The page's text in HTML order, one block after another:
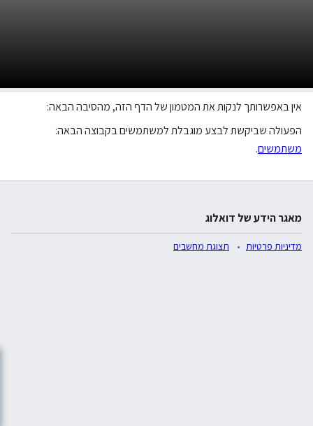
אין באפשרותך לנקות את המטמון של הדף הזה, מהסיבה הבאה:
הפעולה שביקשת לבצע מוגבלת למשתמשים בקבוצה הבאה:
משתמשים.
מאגר הידע של דואלוג
מדיניות פרטיות תצוגת מחשבים